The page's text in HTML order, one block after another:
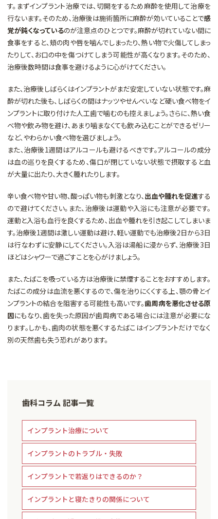
す。まずインプラント治療では、切開をするため麻酔を使用して治療を
行ないます。そのため、治療後は施術箇所に麻酔が効いていることで感
覚が鈍くなっているのが注意点のひとつです。麻酔が切れていない間に
食事をすると、頬の肉や唇を噛んでしまったり、熱い物で火傷してしまっ
たりして、お口の中を傷つけてしまう可能性が高くなります。そのため、
治療後数時間は食事を避けるように心がけてください。
また、治療後しばらくはインプラントがまだ安定していない状態です。麻
酔が切れた後も、しばらくの間はナッツやせんべいなど硬い食べ物をイ
ンプラントに取り付けた人工歯で噛むのも控えましょう。さらに、熱い食
べ物や飲み物を避け、あまり噛まなくても飲み込むことができるゼリー
など、やわらかい食べ物を選びましょう。
また、治療後1週間はアルコールも避けるべきです。アルコールの成分
は血の巡りを良くするため、傷口が閉じていない状態で摂取すると血
が大量に出たり、大きく腫れたりします。
辛い食べ物や甘い物、酸っぱい物も刺激となり、 出血や腫れを促進する
ので避けてください。また、治療後は運動や入浴にも注意が必要です。
運動と入浴も血行を良くするため、出血や腫れを引き起こしてしまいま
す。治療後1週間は激しい運動は避け、軽い運動でも治療後2日から3日
は行なわずに安静にしてください。入浴は湯船に浸からず、治療後3日
ほどはシャワーで過ごすことを心がけましょう。
また、たばこを吸っている方は治療後に禁煙することをおすすめします。
たばこの成分は血流を悪くするので、傷を治りにくくする上、顎の骨とイ
ンプラントの結合を阻害する可能性も高いです。歯周病を悪化させる原
因にもなり、歯を失った原因が歯周病である場合には注意が必要にな
ります。しかも、歯肉の状態を悪くするたばこはインプラントだけでなく
別の天然歯も失う恐れがあります。
歯科コラム 記事一覧
インプラント治療について
インプラントのトラブル・失敗
インプラントで若返りはできるのか？
インプラントと寝たきりの関係について